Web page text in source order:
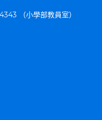
（小學部教員室）